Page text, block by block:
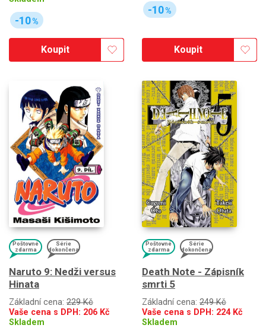
-10%
Koupit
-10%
Koupit
Poštovné
zdarma
Série
dokončena
Naruto 9: Nedži versus
Hinata
Základní cena: 229 Kč
Vaše cena s DPH: 206 Kč
Skladem
Poštovné
zdarma
Série
dokončena
Death Note - Zápisník
smrti 5
Základní cena: 249 Kč
Vaše cena s DPH: 224Kč
Skladem